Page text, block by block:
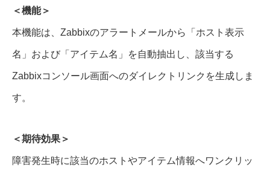
＜機能＞
本機能は、Zabbixのアラートメールから「ホスト表示
名」および「アイテム名」を自動抽出し、該当する
Zabbixコンソール画面へのダイレクトリンクを生成しま
す。
＜期待効果＞
障害発生時に該当のホストやアイテム情報へワンクリッ